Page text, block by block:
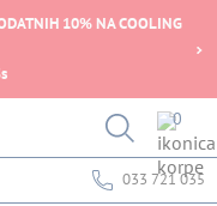
10% NA COOLING
s
0
033 721 035